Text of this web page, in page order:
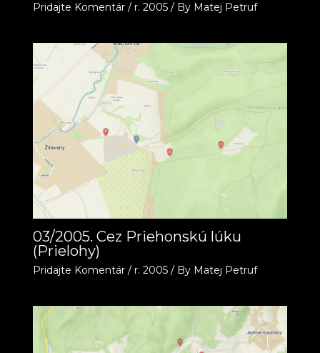
Pridajte Komentár / r. 2005/ By Matej Petruf
03/2005. Cez Priehonskú lúku
(Prielohy)
Pridajte Komentár / r. 2005/ By Matej Petruf